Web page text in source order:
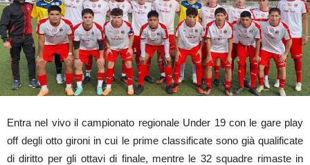
Entra nel vivo il campionato regionale Under 19 con le gare play
off degli otto gironi in cui le prime classificate sono già qualificate
di diritto per gli ottavi di finale, mentre le 32 squadre rimaste in